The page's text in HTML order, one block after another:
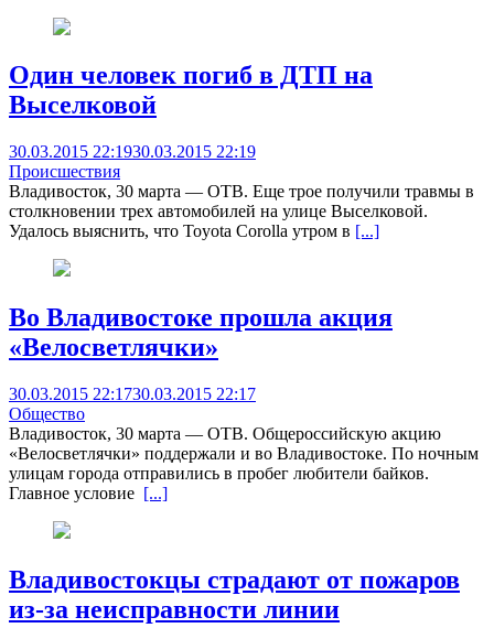
Один человек погиб в ДТП на
Выселковой
30.03.2015 22:1930.03.2015 22:19
Происшествия
Владивосток, 30 марта — ОТВ. Еще трое получили травмы в
столкновении трех автомобилей на улице Выселковой.
Удалось выяснить, что Toyota Corolla утром в [...]
Во Владивостоке прошла акция
«Велосветлячки»
30.03.2015 22:1730.03.2015 22:17
Общество
Владивосток, 30 марта — ОТВ. Общероссийскую акцию
«Велосветлячки» поддержали и во Владивостоке. По ночным
улицам города отправились в пробег любители байков.
Главное условие [...]
Владивостокцы страдают от пожаров
из-за неисправности линии